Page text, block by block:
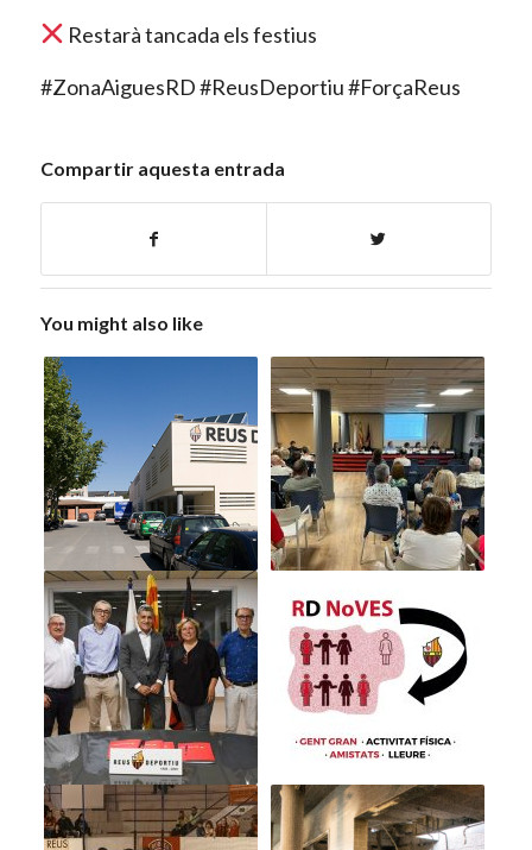
Restarà tancada els festius
#ZonaAiguesRD #ReusDeportiu #ForçaReus
Compartir aquesta entrada
You might also like